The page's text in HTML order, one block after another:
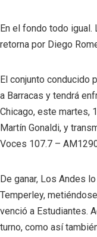
En el fondo todo igual.
retorna por Diego
El conjunto conducido
a Barracas y tendrá
Chicago, este martes,
Martín Gonaldi, y
Voces 107.7 –
De ganar, Los Andes
Temperley,
venció a Estudiantes.
turno, como así